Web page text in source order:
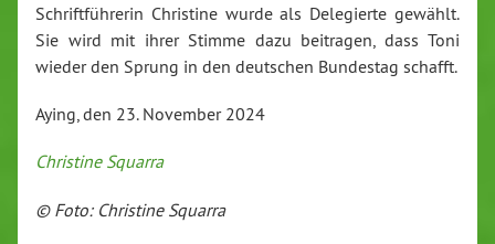
Schriftführerin Christine wurde als Delegierte gewählt.
Sie wird mit ihrer Stimme dazu beitragen, dass Toni
wieder den Sprung in den deutschen Bundestag schafft.
Aying, den 23. November 2024
Christine Squarra
© Foto: Christine Squarra